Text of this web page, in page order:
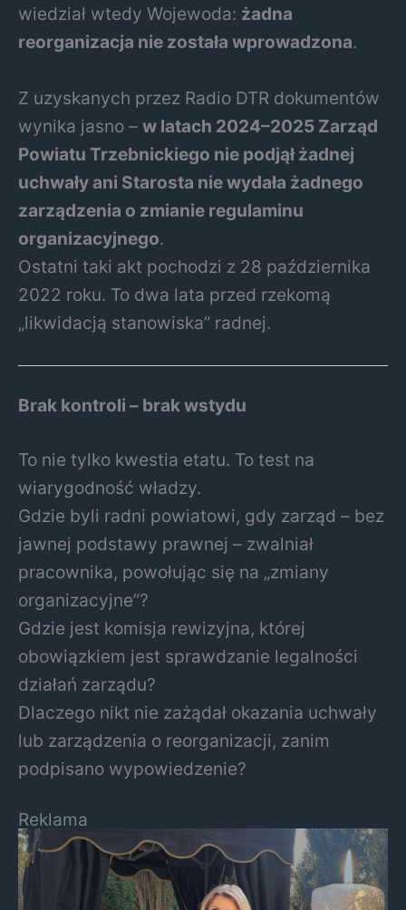
wiedział wtedy Wojewoda: żadna
reorganizacja nie została wprowadzona.
Z uzyskanych przez Radio DTR dokumentów
wynika jasno – w latach 2024–2025 Zarząd
Powiatu Trzebnickiego nie podjął żadnej
uchwały ani Starosta nie wydała żadnego
zarządzenia o zmianie regulaminu
organizacyjnego.
Ostatni taki akt pochodzi z 28 października
2022 roku. To dwa lata przed rzekomą
„likwidacją stanowiska” radnej.
Brak kontroli – brak wstydu
To nie tylko kwestia etatu. To test na
wiarygodność władzy.
Gdzie byli radni powiatowi, gdy zarząd – bez
jawnej podstawy prawnej – zwalniał
pracownika, powołując się na „zmiany
organizacyjne”?
Gdzie jest komisja rewizyjna, której
obowiązkiem jest sprawdzanie legalności
działań zarządu?
Dlaczego nikt nie zażądał okazania uchwały
lub zarządzenia o reorganizacji, zanim
podpisano wypowiedzenie?
Reklama